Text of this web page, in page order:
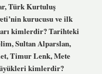
Türk Kurtuluş
kurucusu ve ilk
kimlerdir? Tarihteki
Sultan Alparslan,
Timur Lenk, Mete
kimlerdir?